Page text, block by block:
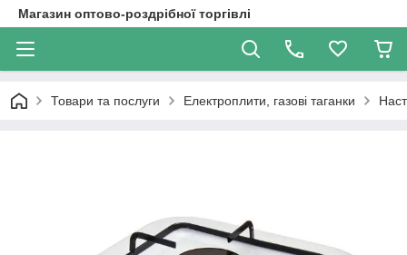
Магазин оптово-роздрібної торгівлі
Товари та послуги Електроплити, газові таганки